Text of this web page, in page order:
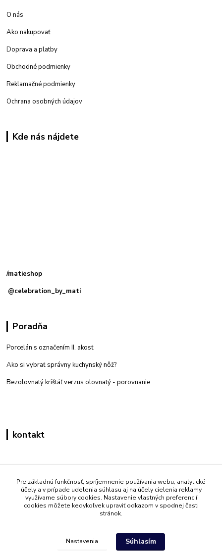
O nás
Ako nakupovať
Doprava a platby
Obchodné podmienky
Reklamačné podmienky
Ochrana osobných údajov
Kde nás nájdete
/matieshop
@celebration_by_mati
Poradňa
Porcelán s označením II. akosť
Ako si vybrať správny kuchynský nôž?
Bezolovnatý krištáľ verzus olovnatý - porovnanie
kontakt
+421 908 861 051
(Po - Pia 7:30-15:30)
info@mati.sk
Pre základnú funkčnosť, spríjemnenie používania webu, analytické
účely a v prípade udelenia súhlasu aj na účely cielenia reklamy
využívame súbory cookies. Nastavenie vlastných preferencií
cookies môžete kedykoľvek upraviť odkazom v spodnej časti
stránok.
Nastavenia Súhlasím